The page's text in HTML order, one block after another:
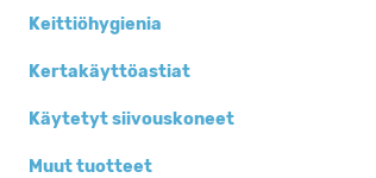
Keittiöhygienia
Kertakäyttöastiat
Käytetyt siivouskoneet
Muut tuotteet
Pyykinpesukoneet ja
Siivouskoneiden
tarvikkeet
Uutuudet